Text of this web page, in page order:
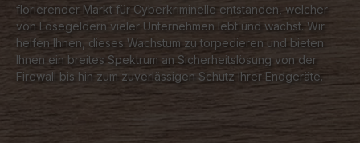
florierender Markt für Cyberkriminelle entstanden, welcher
von Lösegeldern vieler Unternehmen lebt und wächst. Wir
helfen Ihnen, dieses Wachstum zu torpedieren und bieten
Ihnen ein breites Spektrum an Sicherheitslösung von der
Firewall bis hin zum zuverlässigen Schutz Ihrer Endgeräte.